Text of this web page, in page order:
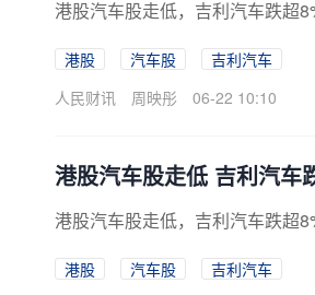
港股汽车股走低，吉利汽车跌超
港股 汽车股
吉利汽车
人民财讯
周映彤 06-22 10:10
港股汽车股走低 吉利汽车
港股汽车股走低，吉利汽车跌超
港股 汽车股
吉利汽车